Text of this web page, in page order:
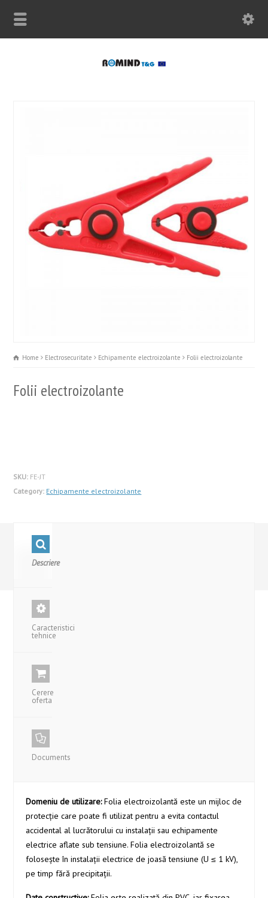
Home Electrosecuritate Echipamente electroizolante Folii electroizolante
Folii electroizolante
SKU: FE-JT
Category: Echipamente electroizolante
Descriere
Caracteristici
tehnice
Cerere
oferta
Documents
Domeniu de utilizare:Folia electroizolantă este un mijloc de
protecţie care poate fi utilizat pentru a evita contactul
accidental al lucrătorului cu instalaţii sau echipamente
electrice aflate sub tensiune. Folia electroizolantă se
foloseşte în instalaţii electrice de joasă tensiune (U ≤ 1 kV),
pe timp fără precipitaţii.